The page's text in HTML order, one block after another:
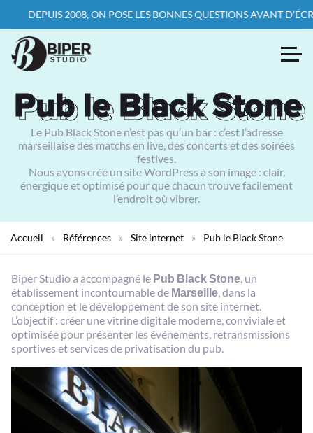
2008, ON POSE LES BONNES QUESTIONS AVANT D’ÉCRIRE
Pub le Black Stone
Pub le Black Stone
Le Pub Black Stone n’est pas qu’un bar : c’est l’adresse
marseillaise des matchs en live, des concerts et des soirées
festives.
Nous avons créé un site WordPress à son image : clair,
énergique et optimisé pour que chacun trouve facilement
l’endroit où vibrer.
Accueil » Références » Site internet » Pub le Black Stone
Biper Studio a accompagné le Pub Black Stone, un
établissement incontournable de Marseille, dans la
conception et le développement de son site internet.
L’objectif : créer une vitrine digitale moderne, conviviale et
optimisée pour présenter les événements, retransmissions
sportives et services de privatisation du pub.